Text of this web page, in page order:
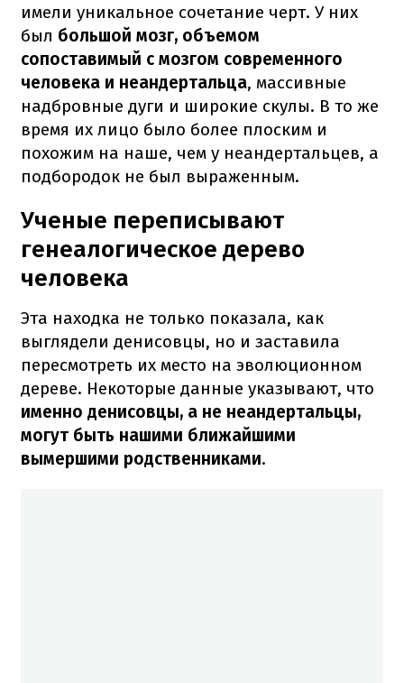
имели уникальное сочетание черт. У них
был большой мозг, объемом
сопоставимый с мозгом современного
человека и неандертальца, массивные
надбровные дуги и широкие скулы. В то же
время их лицо было более плоским и
похожим на наше, чем у неандертальцев, а
подбородок не был выраженным.
Ученые переписывают
генеалогическое дерево
человека
Эта находка не только показала, как
выглядели денисовцы, но и заставила
пересмотреть их место на эволюционном
дереве. Некоторые данные указывают, что
именно денисовцы, а не неандертальцы,
могут быть нашими ближайшими
вымершими родственниками.